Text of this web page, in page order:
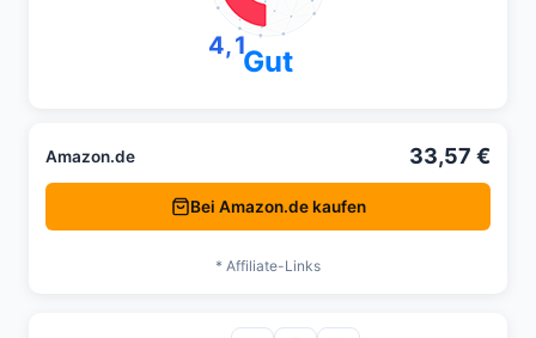
4,1Gut
Amazon.de 33,57 €
Bei Amazon.de kaufen
* Affiliate-Links